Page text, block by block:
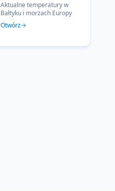
Aktualne temperatury w
Bałtyku i morzach Europy
Otwórz